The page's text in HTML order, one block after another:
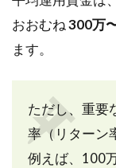
おおむね300万
ます。
ただし、重要
率（リターン
例えば、100